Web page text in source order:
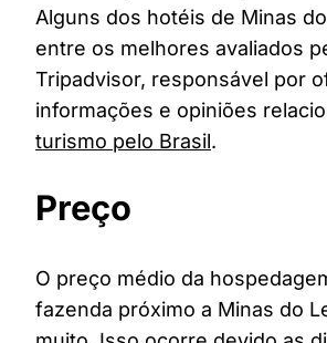
Alguns dos hotéis de Minas
entre os melhores avaliados
Tripadvisor, responsável por
informações e opiniões
turismo pelo Brasil.
Preço
O preço médio da
fazenda próximo a Minas do